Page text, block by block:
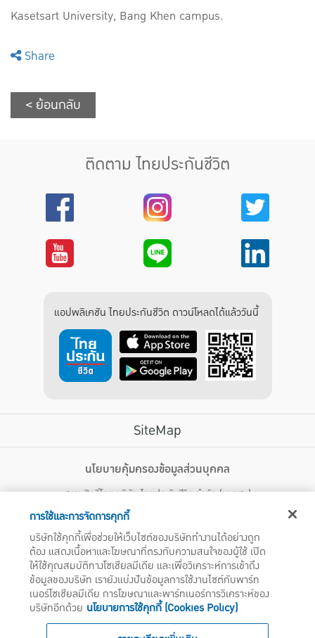
Kasetsart University, Bang Khen campus.
Share
< ย้อนกลับ
ติดตาม ไทยประกันชีวิต
แอปพลิเคชัน ไทยประกันชีวิต ดาวน์โหลดได้แล้ววันนี้
SiteMap
ไทยประกันชีวิต HEALTH CARE SOLUTIONS
สิทธิพิเศษ
แอปพลิเคชัน ไทยประกันชีวิต
ไทยประกันชีวิตแคร์เซ็นเตอร์
ไทยประกันชีวิตเมดิแคร์
ไทยประกันชีวิตอีซี่เพย์
ไทยประกันชีวิตฮอตเคลม
ไทยประกันชีวิตประกันกลุ่ม
บริการสำหรับเจ้าหน้าที่โรงพยาบาล
นโยบายคุ้มครองข้อมูลส่วนบุคคล
สงวนสิทธิ์โดย บริษัท ไทยประกันชีวิต จำกัด (มหาชน)
123 ถนน รัชดาภิเษก แขวงดินแดง เขตดินแดง กรุงเทพฯ 10400 โทรศัพท์ 02-
บริษัทฯ ขอแจ้งให้ผู้ใช้บริการทราบว่า บรรดาข้อความ ภาพ เสียง เนื้อหา ชื่อ ชื่อทางการค้า ส่วนประกอบใดๆ
ทั้งหมดของเว็บไซต์ รวมถึงเครื่องหมายการค้า เครื่องหมาย บริการ ลิขสิทธิ์ สิทธิบัตร ความรู้ต่างๆ ที่ปรากฏ
บนเว็บไซต์ของบริษัทฯ นี้ เป็นงานอันได้รับความคุ้มครองตามกฎหมายทรัพย์สินทางปัญญาของไทยโดยชอบ
ด้วยกฎหมายของบริษัทฯ แต่เพียงผู้เดียว หากบุคคลใดลอกเลียน ปลอมแปลง ทำซ้ำ ดัดแปลง เผยแพร่ต่อ
สาธารณชน จำหน่าย มีไว้ให้เช่า หรือกระทำการใดๆ ในลักษณะที่เป็นการแสวงหาประโยชน์ทางการค้าหรือ
ประโยชน์โดยมิชอบ ไม่ว่าโดยประการใดๆ จากทรัพย์สินทางปัญญาดังกล่าวข้างต้น โดยไม่ได้รับอนุญาตจากบริ
ษัทฯ บริษัทฯ จะดำเนินการตามกฎหมายกับผู้ทำละเมิดสิทธิดังกล่าวโดยทันที
การใช้และการจัดการคุกกี้
บริษัทใช้คุกกี้เพื่อช่วยให้เว็บไซต์ของบริษัททำงานได้อย่างถูก
ต้อง แสดงเนื้อหาและโฆษณาที่ตรงกับความสนใจของผู้ใช้ เปิด
ให้ใช้คุณสมบัติทางโซเชียลมีเดีย และเพื่อวิเคราะห์การเข้าถึง
ข้อมูลของบริษัท เรายังแบ่งปันข้อมูลการใช้งานไซต์กับพาร์ท
เนอร์โซเชียลมีเดีย การโฆษณาและพาร์ทเนอร์การวิเคราะห์ของ
บริษัทอีกด้วย นโยบายการใช้คุกกี้ (Cookies Policy)